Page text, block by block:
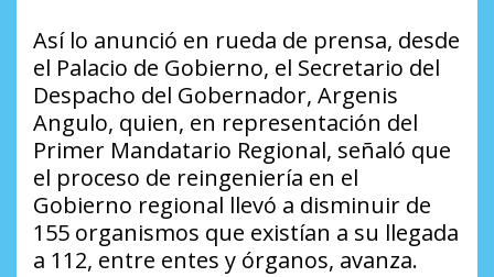
Así lo anunció en rueda de prensa, desde
el Palacio de Gobierno, el Secretario del
Despacho del Gobernador, Argenis
Angulo, quien, en representación del
Primer Mandatario Regional, señaló que
el proceso de reingeniería en el
Gobierno regional llevó a disminuir de
155 organismos que existían a su llegada
a 112, entre entes y órganos, avanza.